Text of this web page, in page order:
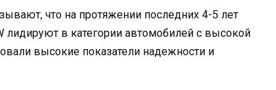
что на протяжении последних 4-5 лет
в категории автомобилей с высокой
высокие показатели надежности и